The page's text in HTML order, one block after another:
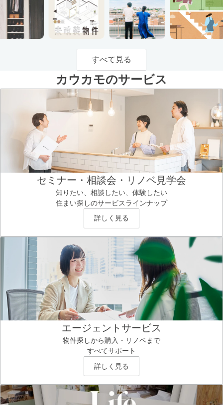
すべて見る
カウカモのサービス
セミナー・相談会・リノベ見学会
知りたい、相談したい、体験したい
住まい探しのサービスラインナップ
詳しく見る
エージェントサービス
物件探しから購入・リノベまで
すべてサポート
詳しく見る